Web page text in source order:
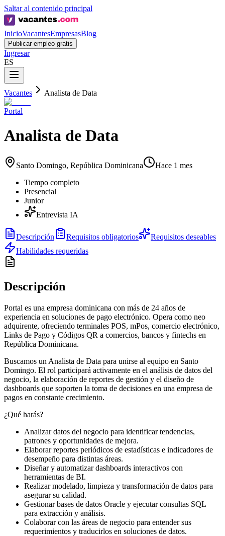
Saltar al contenido principal
InicioVacantesEmpresasBlog
Publicar empleo gratis
Ingresar
ES
Vacantes Analista de Data
Portal
Analista de Data
Santo Domingo, República Dominicana
Hace 1 mes
Tiempo completo
Presencial
Junior
Entrevista IA
Descripción Requisitos obligatorios
Requisitos deseables
Habilidades requeridas
Descripción
Portal es una empresa dominicana con más de 24 años de
experiencia en soluciones de pago electrónico. Opera como neo
adquirente, ofreciendo terminales POS, mPos, comercio electrónico,
Links de Pago y Códigos QR a comercios, bancos y fintechs en
República Dominicana.
Buscamos un Analista de Data para unirse al equipo en Santo
Domingo. El rol participará activamente en el análisis de datos del
negocio, la elaboración de reportes de gestión y el diseño de
dashboards que soporten la toma de decisiones en una empresa de
pagos en constante crecimiento.
¿Qué harás?
Analizar datos del negocio para identificar tendencias,
patrones y oportunidades de mejora.
Elaborar reportes periódicos de estadísticas e indicadores de
desempeño para distintas áreas.
Diseñar y automatizar dashboards interactivos con
herramientas de BI.
Realizar modelado, limpieza y transformación de datos para
asegurar su calidad.
Gestionar bases de datos Oracle y ejecutar consultas SQL
para extracción y análisis.
Colaborar con las áreas de negocio para entender sus
requerimientos y traducirlos en soluciones de datos.